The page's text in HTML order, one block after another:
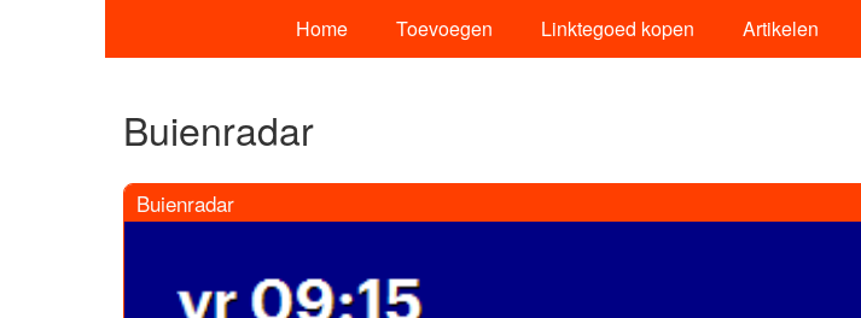
Home Toevoegen Linktegoed kopen Artikelen
Buienradar
Buienradar